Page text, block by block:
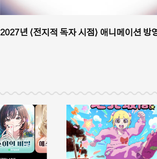
2027년 ⟨전지적 독자 시점⟩ 애니메이션 방